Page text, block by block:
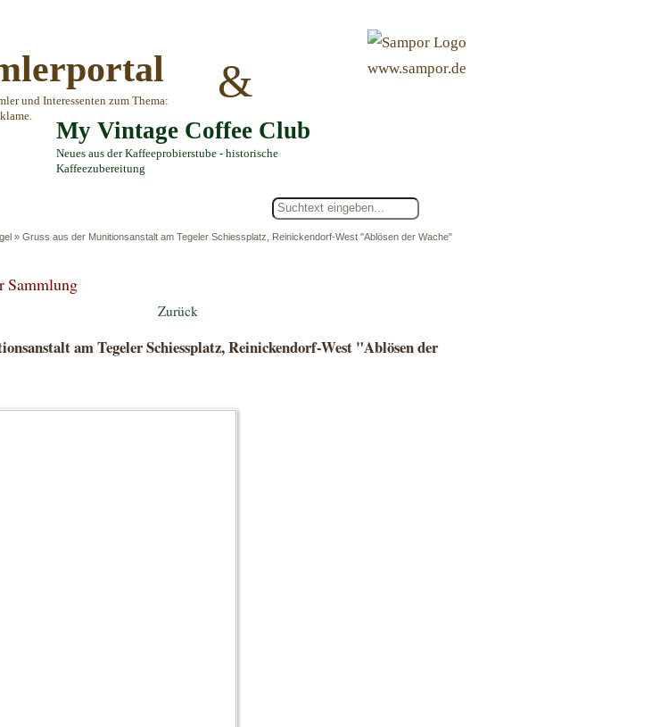
und Interessenten zum Thema:
&
My Vintage Coffee Club
Neues aus der Kaffeeprobierstube - historische
Kaffeezubereitung
www.sampor.de
» Gruss aus der Munitionsanstalt am Tegeler Schiessplatz, Reinickendorf-West "Ablösen der Wache"
Sammlung
Zurück
am Tegeler Schiessplatz, Reinickendorf-West "Ablösen der